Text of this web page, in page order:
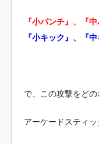
『小パンチ』、『
『小キック』、『
で、この攻撃をど
アーケードスティ